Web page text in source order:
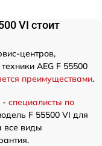
VI стоит
центров,
AEG F 55500
преимуществами.
- специалисты по
F 55500 VI для
все виды